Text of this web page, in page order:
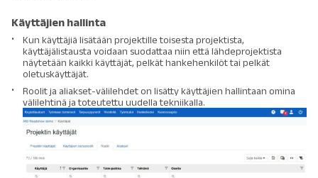
Käyttäjien hallinta
Kun käyttäjiä lisätään projektille toisesta projektista,
käyttäjälistausta voidaan suodattaa niin että lähdeprojektista
näytetään kaikki käyttäjät, pelkät hankehenkilöt tai pelkät
oletuskäyttäjät.
Roolit ja aliakset-välilehdet on lisätty käyttäjien hallintaan omina
välilehtinä ja toteutettu uudella tekniikalla.